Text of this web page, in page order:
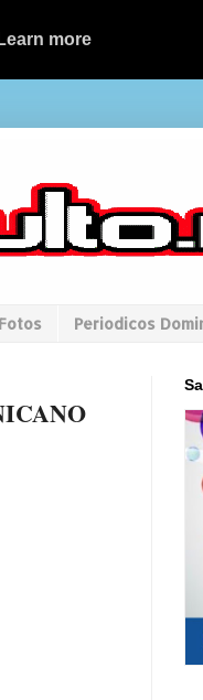
Learn more
Fotos Periodicos